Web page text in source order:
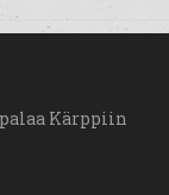
Kärppiin